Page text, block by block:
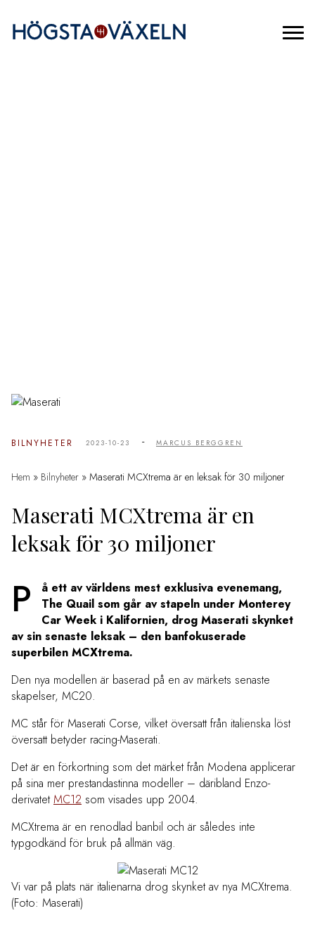
BILNYHETER 2023-10-23 - MARCUS BERGGREN
Hem » Bilnyheter » Maserati MCXtrema är en leksak för 30 miljoner
Maserati MCXtrema är en
leksak för 30 miljoner
P
å ett av världens mest exklusiva evenemang,
The Quail som går av stapeln under Monterey
Car Week i Kalifornien, drog Maserati skynket
av sin senaste leksak – den banfokuserade
superbilen MCXtrema.
Den nya modellen är baserad på en av märkets senaste
skapelser, MC20.
MC står för Maserati Corse, vilket översatt från italienska löst
översatt betyder racing-Maserati.
Det är en förkortning som det märket från Modena applicerar
på sina mer prestandastinna modeller – däribland Enzo-
derivatetMC12 som visades upp 2004.
MCXtrema är en renodlad banbil och är således inte
typgodkänd för bruk på allmän väg.
Vi var på plats när italienarna drog skynket av nya MCXtrema.
(Foto: Maserati)